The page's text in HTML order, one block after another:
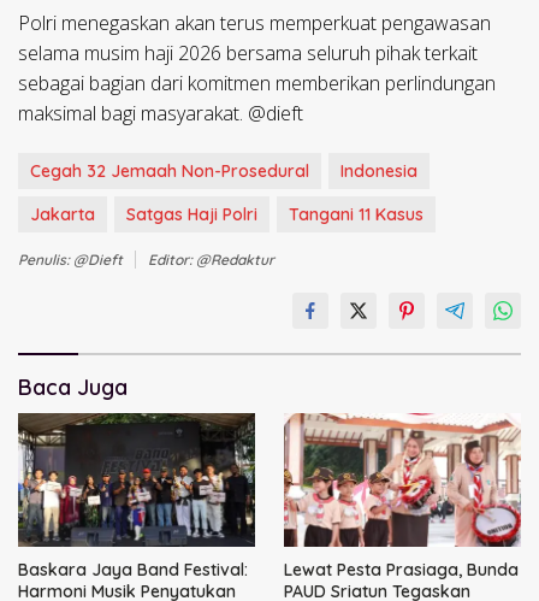
Polri menegaskan akan terus memperkuat pengawasan
selama musim haji 2026 bersama seluruh pihak terkait
sebagai bagian dari komitmen memberikan perlindungan
maksimal bagi masyarakat. @dieft
Cegah 32 Jemaah Non-Prosedural
Indonesia
Jakarta
Satgas Haji Polri Tangani 11 Kasus
Penulis: @dieft Editor: @redaktur
Baca Juga
Baskara Jaya Band Festival:
Harmoni Musik Penyatukan
Lewat Pesta Prasiaga, Bunda
PAUD Sriatun Tegaskan